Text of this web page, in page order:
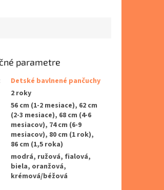
parametre
Detské bavlnené pančuchy
2 roky
56 cm (1-2 mesiace), 62 cm
(2-3 mesiace), 68 cm (4-6
mesiacov), 74 cm (6-9
mesiacov), 80 cm (1 rok),
86 cm (1,5 roka)
modrá, ružová, fialová,
biela, oranžová,
krémová/béžová